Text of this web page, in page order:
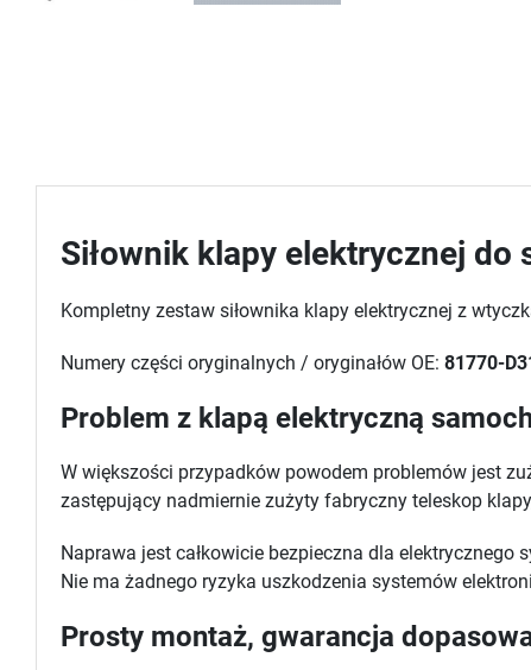
Siłownik klapy elektrycznej
Kompletny zestaw siłownika klapy elektrycznej z
Numery części oryginalnych / oryginałów OE: 81770-
Problem z klapą elektryczną
W większości przypadków powodem problemów jest
zastępujący nadmiernie zużyty fabryczny teleskop
Naprawa jest całkowicie bezpieczna dla
Nie ma żadnego ryzyka uszkodzenia systemów
Prosty montaż, gwarancja